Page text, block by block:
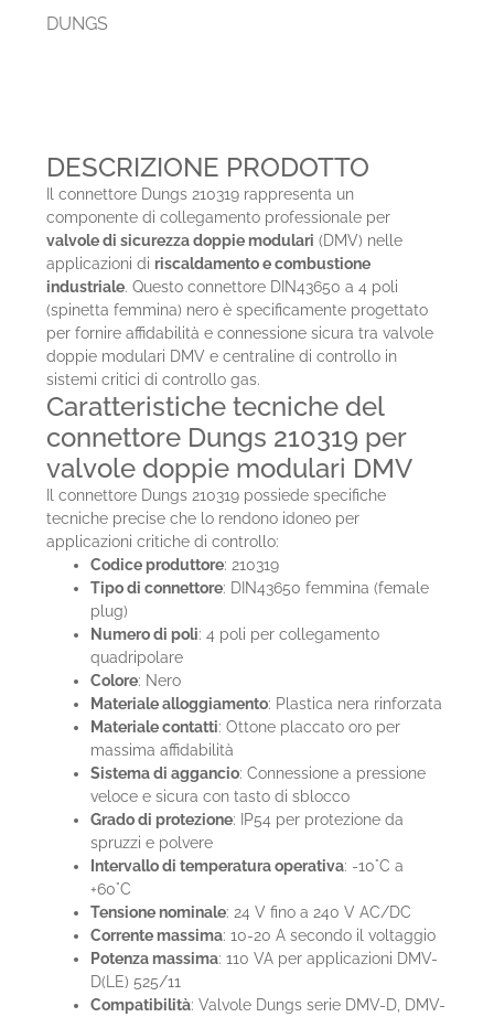
DUNGS
DESCRIZIONE PRODOTTO
Il connettore Dungs 210319 rappresenta un
componente di collegamento professionale per
valvole di sicurezza doppie modulari (DMV) nelle
applicazioni diriscaldamento e combustione
industriale. Questo connettore DIN43650 a 4 poli
(spinetta femmina) nero è specificamente progettato
per fornire affidabilità e connessione sicura tra valvole
doppie modulari DMV e centraline di controllo in
sistemi critici di controllo gas.
Caratteristiche tecniche del
connettore Dungs 210319 per
valvole doppie modulari DMV
Il connettore Dungs 210319 possiede specifiche
tecniche precise che lo rendono idoneo per
applicazioni critiche di controllo:
Codice produttore: 210319
Tipo di connettore: DIN43650 femmina (female
plug)
Numero di poli: 4 poli per collegamento
quadripolare
Colore: Nero
Materiale alloggiamento: Plastica nera rinforzata
Materiale contatti: Ottone placcato oro per
massima affidabilità
Sistema di aggancio: Connessione a pressione
veloce e sicura con tasto di sblocco
Grado di protezione: IP54 per protezione da
spruzzi e polvere
Intervallo di temperatura operativa: -10°C a
+60°C
Tensione nominale: 24 V fino a 240 V AC/DC
Corrente massima: 10-20 A secondo il voltaggio
Potenza massima: 110 VA per applicazioni DMV-
D(LE) 525/11
Compatibilità: Valvole Dungs serie DMV-D, DMV-